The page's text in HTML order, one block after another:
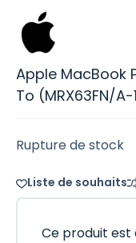
Apple MacBook
To (MRX63FN/A-
Rupture de stock
Liste de souhaits
Ce produit